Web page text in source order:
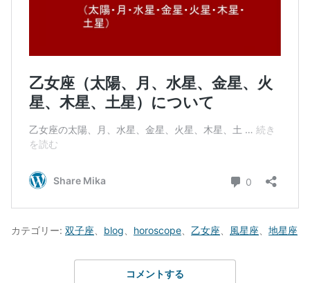
カテゴリー: 双子座 blog horoscope 乙女座 風星座 地星座
コメントする